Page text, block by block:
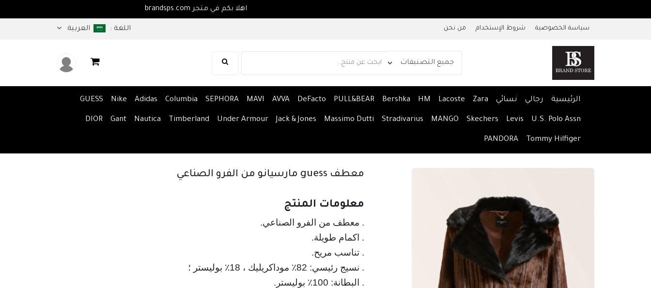
اهلا بكم في متجر brandsps.com
سياسة الخصوصية شروط الإستخدام من نحن اللغة : العربية
الرئيسية رجالي نسائي Zara
Lacoste
HM
Bershka
PULL&BEAR
DeFacto
AVVA
MAVI
SEPHORA
Columbia
Adidas
Nike
GUESS
U.S. Polo Assn
Levis
Skechers
MANGO
Stradivarius
Massimo Dutti
Jack & Jones
Under Armour
Timberland
Nautica
Gant
DIOR
Tommy Hilfiger
PANDORA
معطف guess مارسيانو من الفرو الصناعي
معلومات المنتج
. البطانة: 100٪ بوليستر.